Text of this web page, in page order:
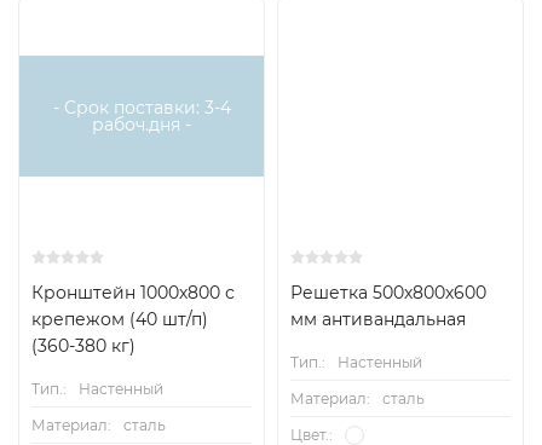
- Срок поставки: 3-4
рабоч.дня -
Кронштейн 1000х800 с
крепежом (40 шт/п)
(360-380 кг)
Тип.:
Настенный
Материал:
сталь
Решетка 500х800х600
мм антивандальная
Тип.:
Настенный
Материал:
сталь
Цвет.: